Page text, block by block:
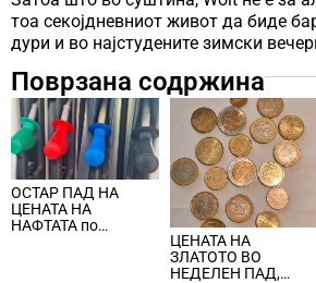
тоа секојдневниот живот да биде
дури и во најстудените зимски
Поврзана содржина
ОСТАР ПАД НА
ЦЕНАТА НА
НАФТАТА по
ЦЕНАТА НА
ЗЛАТОТО ВО
НЕДЕЛЕН ПАД,